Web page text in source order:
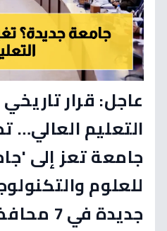
عاجل: قرار
التعليم العالي…
جامعة تعز إلى
للعلوم
جديدة في 7 محافظات